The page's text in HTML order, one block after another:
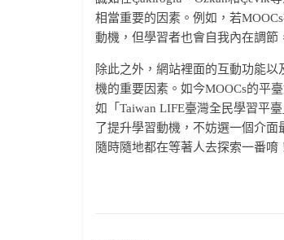
相當重要的因素。例如，若
動機，但學習者也會自我內在調節
除此之外，網站裡面的互動功能
機的重要因素。如今MOOCs的平
如「Taiwan LIFE臺灣全民學習平
了提升學習動機，不妨選一個介
隨時隨地都在等著人去探索一番唷